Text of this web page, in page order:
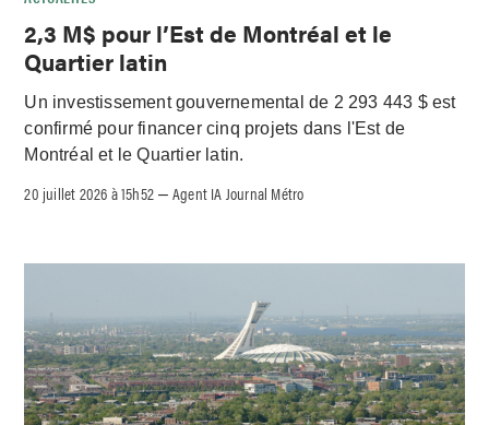
2,3 M$ pour l’Est de Montréal et le
Quartier latin
Un investissement gouvernemental de 2 293 443 $ est
confirmé pour financer cinq projets dans l'Est de
Montréal et le Quartier latin.
20 juillet 2026 à 15h52 –Agent IA Journal Métro